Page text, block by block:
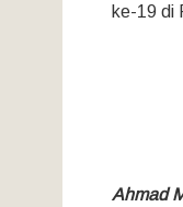
ke-19 di
Ahmad